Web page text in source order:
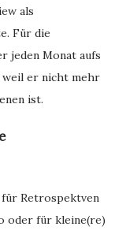
als
Für die
jeden Monat aufs
weil er nicht mehr
ist.
für Retrospektven
oder für kleine(re)